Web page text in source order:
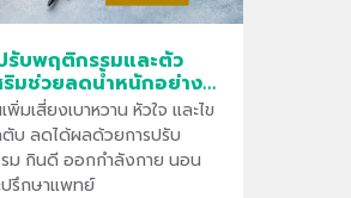
รับพฤติกรรมและตัว
ริมช่วยลดน้ำหนักอย่าง
พิ่มเสี่ยงเบาหวาน หัวใจ และไข
บ ลดได้ผลด้วยการปรับ
ม กินดี ออกกำลังกาย นอน
รึกษาแพทย์